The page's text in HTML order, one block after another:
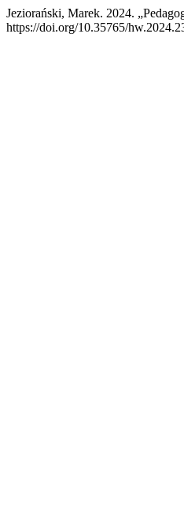
Jeziorański, Marek. 2024.
https://doi.org/10.35765/